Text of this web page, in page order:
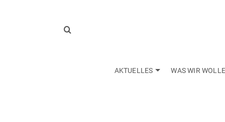
AKTUELLES WAS WIR